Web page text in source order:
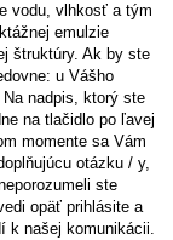
vodu, vlhkosť a tým
emulzie
štruktúry. Ak by ste
u Vášho
nadpis, ktorý ste
na tlačidlo po ľavej
momente sa Vám
otázku / y,
ste
opäť prihlásite a
k našej komunikácii.